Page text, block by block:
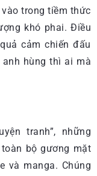
trong tiềm thức
khó phai. Điều
cảm chiến đấu
hùng thì ai mà
tranh”, những
bộ gương mặt
và manga. Chúng